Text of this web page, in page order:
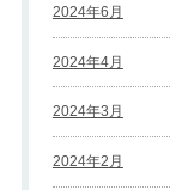
2024年6月
2024年4月
2024年3月
2024年2月